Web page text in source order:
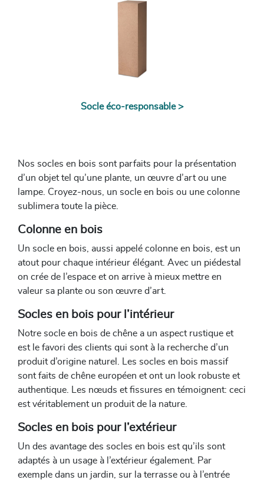
Socle éco-responsable >
Nos socles en bois sont parfaits pour la présentation
d’un objet tel qu’une plante, un œuvre d’art ou une
lampe. Croyez-nous, un socle en bois ou une colonne
sublimera toute la pièce.
Colonne en bois
Un socle en bois, aussi appelé colonne en bois, est un
atout pour chaque intérieur élégant. Avec un piédestal
on crée de l’espace et on arrive à mieux mettre en
valeur sa plante ou son œuvre d’art.
Socles en bois pour l’intérieur
Notre socle en bois de chêne a un aspect rustique et
est le favori des clients qui sont à la recherche d’un
produit d’origine naturel. Les socles en bois massif
sont faits de chêne européen et ont un look robuste et
authentique. Les nœuds et fissures en témoignent: ceci
est véritablement un produit de la nature.
Socles en bois pour l’extérieur
Un des avantage des socles en bois est qu’ils sont
adaptés à un usage à l’extérieur également. Par
exemple dans un jardin, sur la terrasse ou à l’entrée